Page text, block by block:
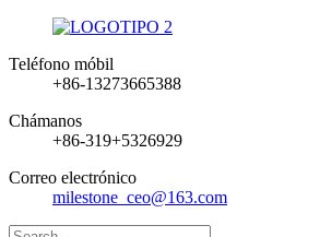
Teléfono móbil
+86-13273665388
Chámanos
+86-319+5326929
Correo electrónico
milestone_ceo@163.com